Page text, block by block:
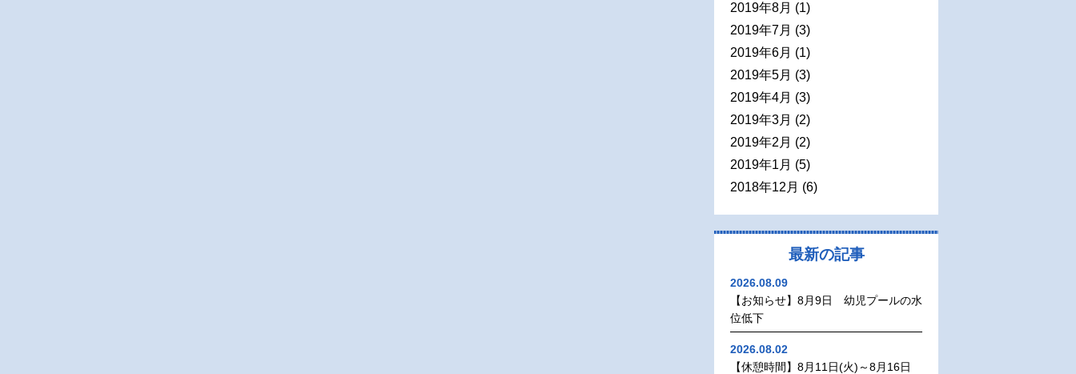
2019年8月 (1)
2019年7月 (3)
2019年6月 (1)
2019年5月 (3)
2019年4月 (3)
2019年3月 (2)
2019年2月 (2)
2019年1月 (5)
2018年12月 (6)
最新の記事
2026.08.09
【お知らせ】8月9日 幼児プールの水
位低下
2026.08.02
【休憩時間】8月11日(火)～8月16日